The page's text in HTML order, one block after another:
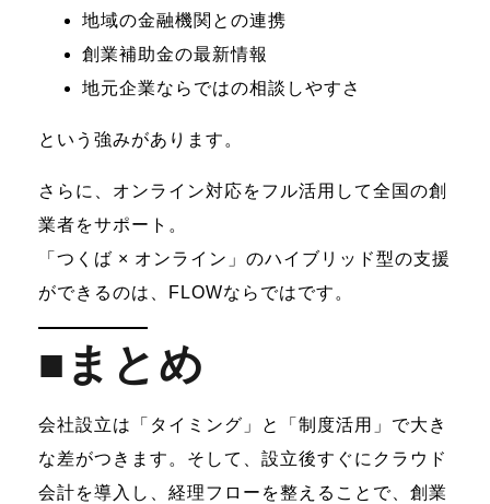
地域の金融機関との連携
創業補助金の最新情報
地元企業ならではの相談しやすさ
という強みがあります。
さらに、オンライン対応をフル活用して全国の創
業者をサポート。
「 つくば × オンライン 」のハイブリッド型の支援
ができるのは、FLOWならではです。
■まとめ
会社設立は「タイミング」と「制度活用」で大き
な差がつきます。そして、設立後すぐにクラウド
会計を導入し、経理フローを整えることで、創業